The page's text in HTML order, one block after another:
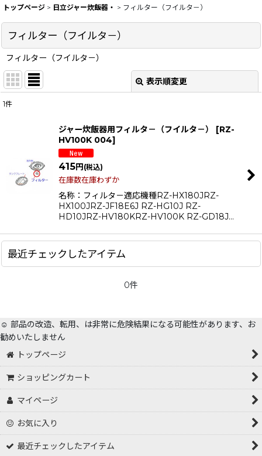
トップページ > 日立ジャー炊飯器・ > フィルター（フイルタ－）
フィルター（フイルタ－）
フィルター（フイルタ－）
表示順変更
並び順:
絞り込む
1件
ジャー炊飯器用フィルタ－（フイルタ－） [RZ-
HV100K 004]
415円(税込)
在庫数在庫わずか
名称：フィルタ－適応機種RZ-HX180JRZ-
HX100JRZ-JF18E6J RZ-HG10J RZ-
HD10JRZ-HV180KRZ-HV100K RZ-GD18J…
最近チェックしたアイテム
0件
☺️ 部品の改造、転用、は非常に危険結果になる可能性があります、お
勧めいたしません
トップページ
ショッピングカート
マイページ
お気に入り
最近チェックしたアイテム